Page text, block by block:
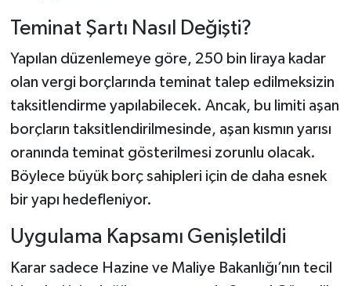
Teminat Şartı Nasıl Değişti?
Yapılan düzenlemeye göre, 250 bin liraya kadar
olan vergi borçlarında teminat talep edilmeksizin
taksitlendirme yapılabilecek. Ancak, bu limiti aşan
borçların taksitlendirilmesinde, aşan kısmın yarısı
oranında teminat gösterilmesi zorunlu olacak.
Böylece büyük borç sahipleri için de daha esnek
bir yapı hedefleniyor.
Uygulama Kapsamı Genişletildi
Karar sadece Hazine ve Maliye Bakanlığı’nın tecil